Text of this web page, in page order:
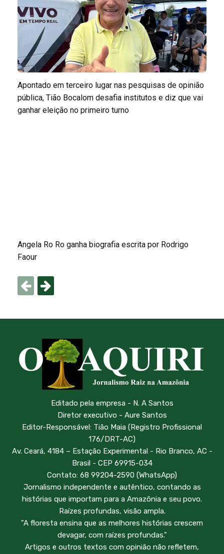
Apontado em terceiro lugar nas pesquisas de opinião
pública, Tião Bocalom desafia institutos e diz que vai
ganhar eleição no primeiro turno
Angela Ro Ro ganha biografia escrita por Rodrigo
Faour
Editado pela empresa - N. A Santos
Diretor executivo - Aure Santos
Editor-Responsável: Tião Maia (Registro Profissional
176/DRT-AC)
Av. Ceará, 4184 – Estação Experimental - Rio Branco, AC -
Brasil - CEP 69915-034
Contato: 68 99204-2590 (WhatsApp)
Jornalismo independente e autêntico, contando as
histórias que importam para a Amazônia e seu povo.
Raízes profundas, visão ampla.
"A floresta ensina que as melhores histórias crescem
devagar, com raízes profundas."
Artigos e outros textos com opinião não refletem,